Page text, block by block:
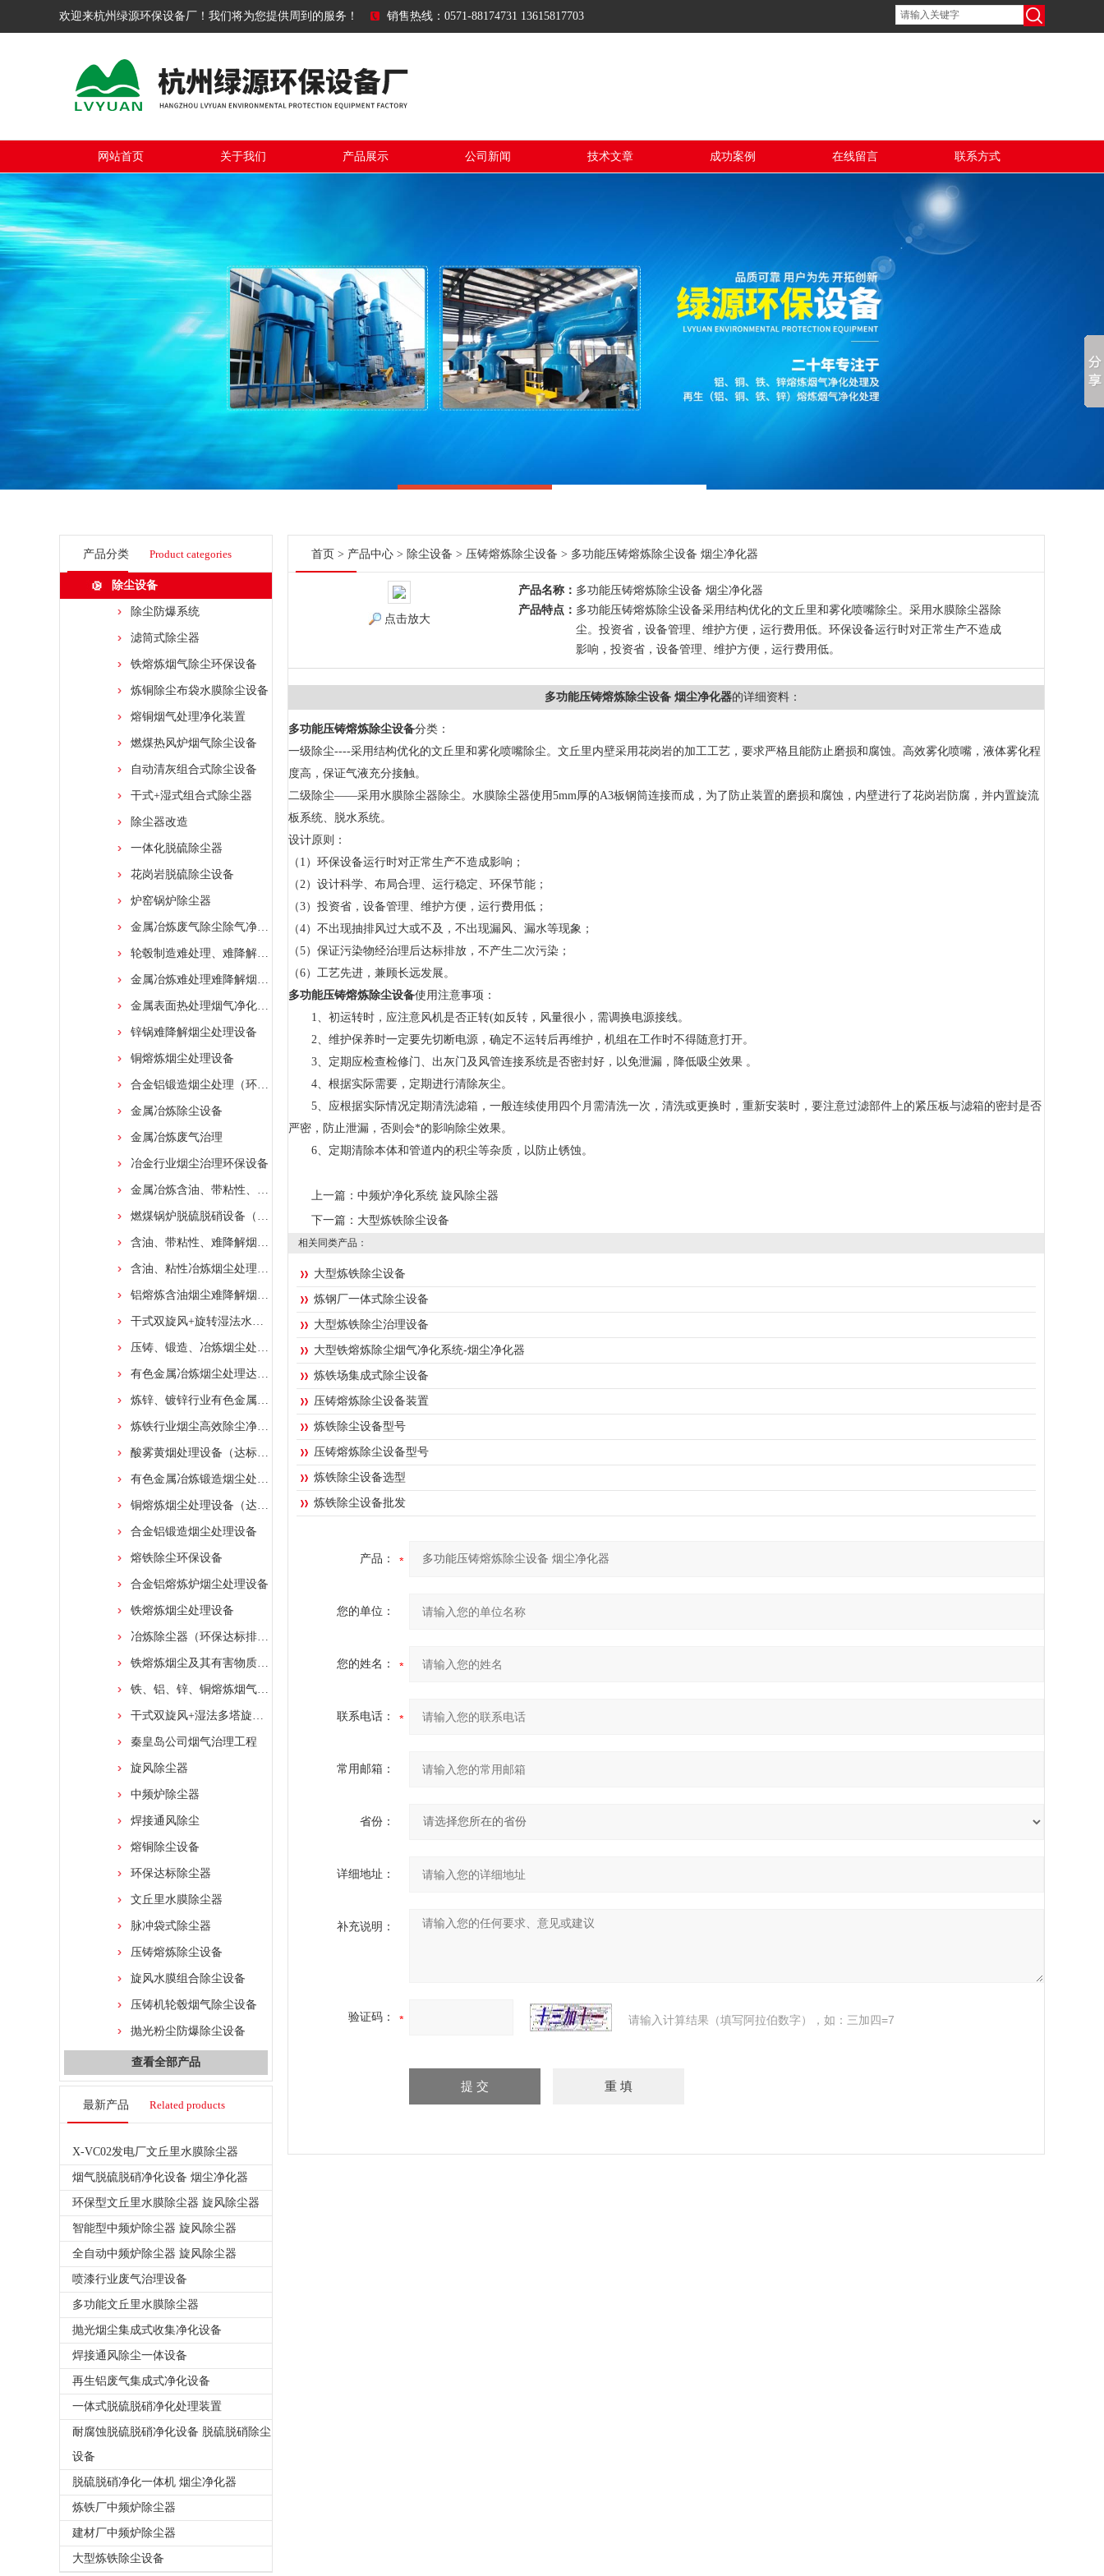
欢迎来杭州绿源环保设备厂！我们将为您提供周到的服务！ 销售热线：0571-88174731 13615817703
网站首页 关于我们 产品展示 公司新闻 技术文章 成功案例 在线留言 联系方式
产品分类 Product categories
除尘设备
除尘防爆系统
滤筒式除尘器
铁熔炼烟气除尘环保设备
炼铜除尘布袋水膜除尘设备
熔铜烟气处理净化装置
燃煤热风炉烟气除尘设备
自动清灰组合式除尘设备
干式+湿式组合式除尘器
除尘器改造
一体化脱硫除尘器
花岗岩脱硫除尘设备
炉窑锅炉除尘器
金属冶炼废气除尘除气净化装置
轮毂制造难处理、难降解烟尘处理设备
金属冶炼难处理难降解烟尘处理净化装置
金属表面热处理烟气净化设备
锌锅难降解烟尘处理设备
铜熔炼烟尘处理设备
合金铝锻造烟尘处理（环保设备）
金属冶炼除尘设备
金属冶炼废气治理
冶金行业烟尘治理环保设备
金属冶炼含油、带粘性、难降解烟尘处理设备
燃煤锅炉脱硫脱硝设备（达标排放）
含油、带粘性、难降解烟尘处理净化装置
含油、粘性冶炼烟尘处理设备（环保达标排放）
铝熔炼含油烟尘难降解烟气处理（达标排放）
干式双旋风+旋转湿法水膜塔处理工程
压铸、锻造、冶炼烟尘处理设备（达标排放）
有色金属冶炼烟尘处理达标排放
炼锌、镀锌行业有色金属烟尘处理设备
炼铁行业烟尘高效除尘净化设备
酸雾黄烟处理设备（达标排放）
有色金属冶炼锻造烟尘处理设备
铜熔炼烟尘处理设备（达标排放）
合金铝锻造烟尘处理设备
熔铁除尘环保设备
合金铝熔炼炉烟尘处理设备
铁熔炼烟尘处理设备
冶炼除尘器（环保达标排放）
铁熔炼烟尘及其有害物质处理净化装置
铁、铝、锌、铜熔炼烟气除尘处理净化装置
干式双旋风+湿法多塔旋转水膜塔烟尘处理工艺
秦皇岛公司烟气治理工程
旋风除尘器
中频炉除尘器
焊接通风除尘
熔铜除尘设备
环保达标除尘器
文丘里水膜除尘器
脉冲袋式除尘器
压铸熔炼除尘设备
旋风水膜组合除尘设备
压铸机轮毂烟气除尘设备
抛光粉尘防爆除尘设备
查看全部产品
最新产品 Related products
X-VC02发电厂文丘里水膜除尘器
烟气脱硫脱硝净化设备 烟尘净化器
环保型文丘里水膜除尘器 旋风除尘器
智能型中频炉除尘器 旋风除尘器
全自动中频炉除尘器 旋风除尘器
喷漆行业废气治理设备
多功能文丘里水膜除尘器
抛光烟尘集成式收集净化设备
焊接通风除尘一体设备
再生铝废气集成式净化设备
一体式脱硫脱硝净化处理装置
耐腐蚀脱硫脱硝净化设备 脱硫脱硝除尘
设备
脱硫脱硝净化一体机 烟尘净化器
炼铁厂中频炉除尘器
建材厂中频炉除尘器
大型炼铁除尘设备
首页 > 产品中心 > 除尘设备 > 压铸熔炼除尘设备 > 多功能压铸熔炼除尘设备 烟尘净化器
点击放大
产品名称： 多功能压铸熔炼除尘设备 烟尘净化器
产品特点： 多功能压铸熔炼除尘设备采用结构优化的文丘里和雾化喷嘴除尘。采用水膜除尘器除
尘。投资省，设备管理、维护方便，运行费用低。环保设备运行时对正常生产不造成
影响，投资省，设备管理、维护方便，运行费用低。
多功能压铸熔炼除尘设备 烟尘净化器的详细资料：
多功能压铸熔炼除尘设备分类：
一级除尘----采用结构优化的文丘里和雾化喷嘴除尘。文丘里内壁采用花岗岩的加工工艺，要求严格且能防止磨损和腐蚀。高效雾化喷嘴，液体雾化程
度高，保证气液充分接触。
二级除尘——采用水膜除尘器除尘。水膜除尘器使用5mm厚的A3板钢筒连接而成，为了防止装置的磨损和腐蚀，内壁进行了花岗岩防腐，并内置旋流
板系统、脱水系统。
设计原则：
（1）环保设备运行时对正常生产不造成影响；
（2）设计科学、布局合理、运行稳定、环保节能；
（3）投资省，设备管理、维护方便，运行费用低；
（4）不出现抽排风过大或不及，不出现漏风、漏水等现象；
（5）保证污染物经治理后达标排放，不产生二次污染；
（6）工艺先进，兼顾长远发展。
多功能压铸熔炼除尘设备使用注意事项：
1、初运转时，应注意风机是否正转(如反转，风量很小，需调换电源接线。
2、维护保养时一定要先切断电源，确定不运转后再维护，机组在工作时不得随意打开。
3、定期应检查检修门、出灰门及风管连接系统是否密封好，以免泄漏，降低吸尘效果 。
4、根据实际需要，定期进行清除灰尘。
5、应根据实际情况定期清洗滤箱，一般连续使用四个月需清洗一次，清洗或更换时，重新安装时，要注意过滤部件上的紧压板与滤箱的密封是否
严密，防止泄漏，否则会*的影响除尘效果。
6、定期清除本体和管道内的积尘等杂质，以防止锈蚀。
上一篇： 中频炉净化系统 旋风除尘器
下一篇： 大型炼铁除尘设备
相关同类产品：
大型炼铁除尘设备
炼钢厂一体式除尘设备
大型炼铁除尘治理设备
大型铁熔炼除尘烟气净化系统-烟尘净化器
炼铁场集成式除尘设备
压铸熔炼除尘设备装置
炼铁除尘设备型号
压铸熔炼除尘设备型号
炼铁除尘设备选型
炼铁除尘设备批发
产品：
您的单位：
您的姓名：
联系电话：
常用邮箱：
省份：
详细地址：
补充说明：
验证码： 请输入计算结果（填写阿拉伯数字），如：三加四=7